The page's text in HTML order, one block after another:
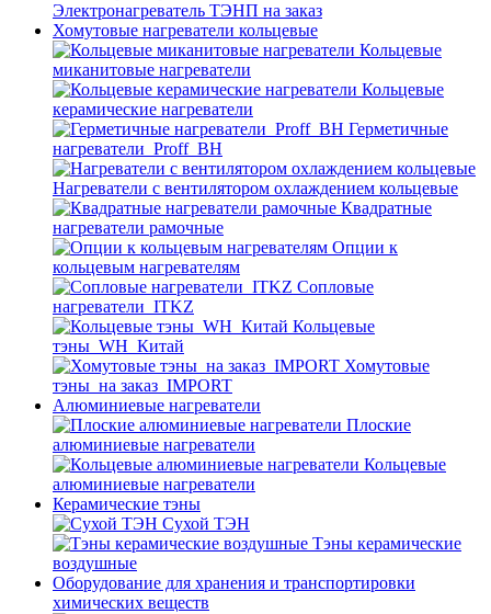
Электронагреватель ТЭНП на заказ
Хомутовые нагреватели кольцевые
Кольцевые
миканитовые нагреватели
Кольцевые
керамические нагреватели
Герметичные
нагреватели_Proff_BH
Нагреватели с вентилятором охлаждением кольцевые
Квадратные
нагреватели рамочные
Опции к
кольцевым нагревателям
Cопловые
нагреватели_ITKZ
Кольцевые
тэны_WH_Китай
Хомутовые
тэны_на заказ_IMPORT
Алюминиевые нагреватели
Плоские
алюминиевые нагреватели
Кольцевые
алюминиевые нагреватели
Керамические тэны
Сухой ТЭН
Тэны керамические
воздушные
Оборудование для хранения и транспортировки
химических веществ